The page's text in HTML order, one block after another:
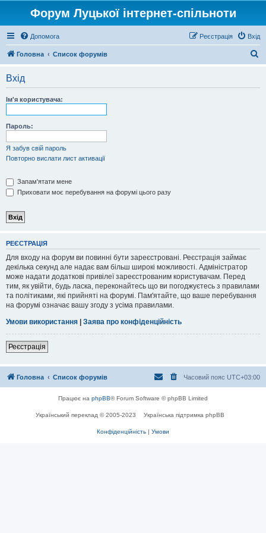
Форум Луцької інтернет-спільноти
Допомога Вхід
Реєстрація
Головна Список форумів
Вхід
Ім'я користувача:
Пароль:
Я забув свій пароль
Повторно вислати лист активації
Запам'ятати мене
Приховати моє перебування на форумі цього разу
РЕЄСТРАЦІЯ
Для входу на форум ви повинні бути зареєстровані. Реєстрація займає
декілька секунд але надає вам більш широкі можливості. Адміністратор
може надати додаткові привілеї зареєстрованим користувачам. Перед
тим, як увійти, будь ласка, переконайтесь що ви погоджуєтесь з правилами
та політиками, які прийняті на форумі. Пам'ятайте, що ваше перебування
на форумі означає вашу згоду з усіма правилами.
Умови використання | Заява про конфіденційність
Реєстрація
Головна Список форумів Часовий пояс UTC+03:00
Працює на phpBB® Forum Software © phpBB Limited
Український переклад © 2005-2023 Українська підтримка phpBB
Конфіденційність | Умови